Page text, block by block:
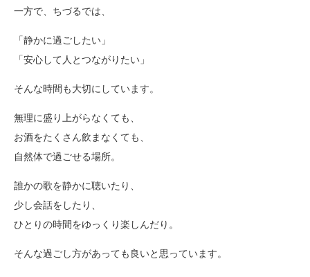
一方で、ちづるでは、
「静かに過ごしたい」
「安心して人とつながりたい」
そんな時間も大切にしています。
無理に盛り上がらなくても、
お酒をたくさん飲まなくても、
自然体で過ごせる場所。
誰かの歌を静かに聴いたり、
少し会話をしたり、
ひとりの時間をゆっくり楽しんだり。
そんな過ごし方があっても良いと思っています。